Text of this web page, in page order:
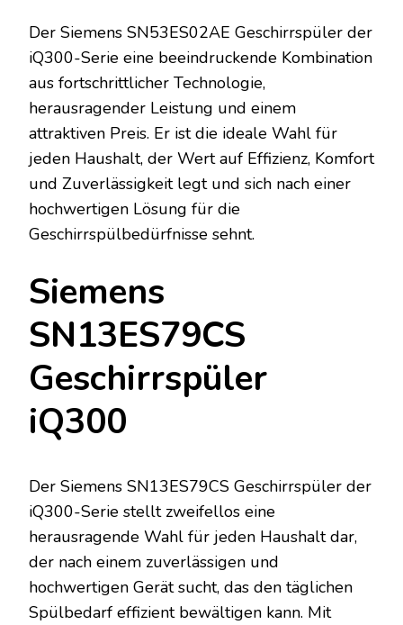
Der Siemens SN53ES02AE Geschirrspüler der
iQ300-Serie eine beeindruckende Kombination
aus fortschrittlicher Technologie,
herausragender Leistung und einem
attraktiven Preis. Er ist die ideale Wahl für
jeden Haushalt, der Wert auf Effizienz, Komfort
und Zuverlässigkeit legt und sich nach einer
hochwertigen Lösung für die
Geschirrspülbedürfnisse sehnt.
Siemens
SN13ES79CS
Geschirrspüler
iQ300
Der Siemens SN13ES79CS Geschirrspüler der
iQ300-Serie stellt zweifellos eine
herausragende Wahl für jeden Haushalt dar,
der nach einem zuverlässigen und
hochwertigen Gerät sucht, das den täglichen
Spülbedarf effizient bewältigen kann. Mit